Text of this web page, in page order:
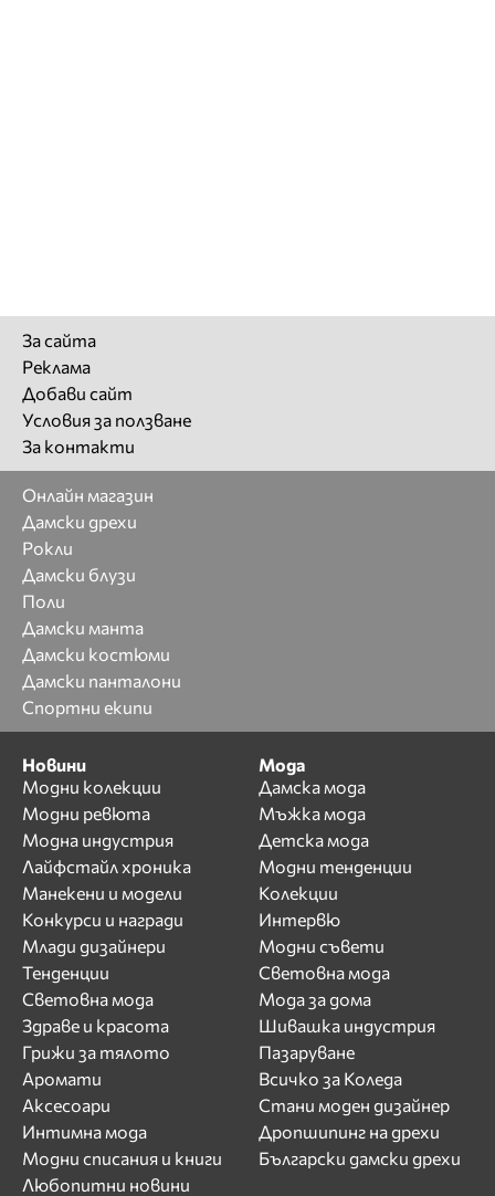
За сайта
Реклама
Добави сайт
Условия за ползване
За контакти
Онлайн магазин
Дамски дрехи
Рокли
Дамски блузи
Поли
Дамски манта
Дамски костюми
Дамски панталони
Спортни екипи
Новини
Модни колекции
Модни ревюта
Модна индустрия
Лайфстайл хроника
Манекени и модели
Конкурси и награди
Млади дизайнери
Тенденции
Световна мода
Здраве и красота
Грижи за тялото
Аромати
Аксесоари
Интимна мода
Модни списания и книги
Любопитни новини
Мода
Дамска мода
Мъжка мода
Детска мода
Модни тенденции
Колекции
Интервю
Модни съвети
Световна мода
Мода за дома
Шивашка индустрия
Пазаруване
Всичко за Коледа
Стани моден дизайнер
Дропшипинг на дрехи
Български дамски дрехи